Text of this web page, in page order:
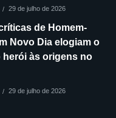
29 de julho de 2026
de Homem-
Novo Dia elogiam o
herói às origens no
29 de julho de 2026